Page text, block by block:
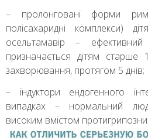
– пролонговані форми
полісахаридні комплекси)
осельтамавір –
призначається дітям
захворювання, протягом 5 днів;
– індуктори ендогенного
випадках – нормальний
високим вмістом